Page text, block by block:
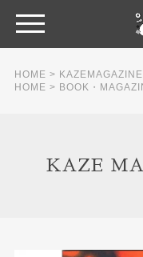
HOME > KAZEMAGAZINE
HOME > BOOK・
KAZE